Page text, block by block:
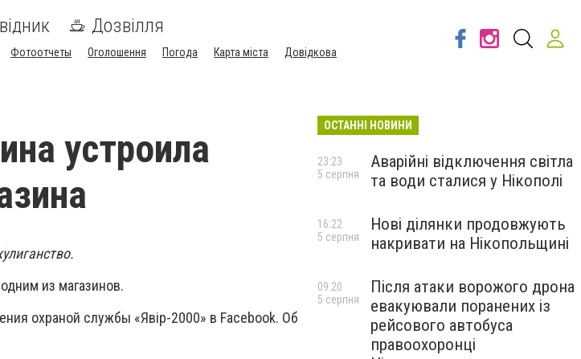
Дозвілля
Фотоотчеты Оголошення Погода Карта міста Довідкова
устроила
из магазинов.
охраной службы «Явір-2000» в Facebook. Об
ОСТАННІ НОВИНИ
Аварійні відключення світла
та води сталися у Нікополі
23:23
5 серпня
Нові ділянки продовжують
накривати на Нікопольщині
16:22
5 серпня
Після атаки ворожого дрона
евакуювали поранених із
рейсового автобуса
правоохоронці
09:20
5 серпня